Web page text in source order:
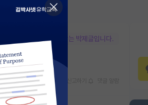
본문이 수정되지 않는 박제글입니다.
스크랩